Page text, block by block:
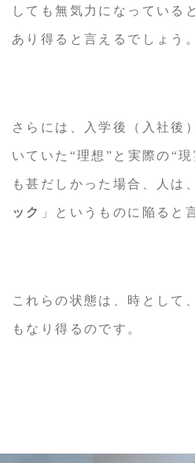
しても無気力になっている
あり得ると言えるでしょう。
さらには、入学後（入社後
いていた“理想”と実際の“
も甚だしかった場合、人は
ック 」というものに陥ると
これらの状態は、時として、
もなり得るのです。